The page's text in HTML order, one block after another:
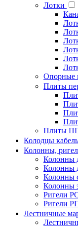
Лотки
Опорные
Плиты
Плиты
Колодцы
Колонны,
Колонны
Колонны
Колонны
Колонны
Ригели
Ригели
Лестничные